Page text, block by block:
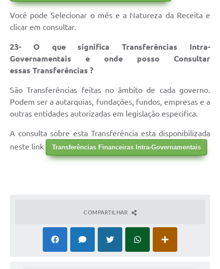
Você pode Selecionar o mês e a Natureza da Receita e
clicar em consultar.
23- O que significa Transferências Intra-
Governamentais e onde posso Consultar
essas Transferências ?
São Transferências feitas no âmbito de cada governo.
Podem ser a autarquias, fundações, fundos, empresas e a
outras entidades autorizadas em legislação especifica.
A consulta sobre esta Transferência esta disponibilizada
neste link
Transferências Financeiras Intra-Governamentais
COMPARTILHAR